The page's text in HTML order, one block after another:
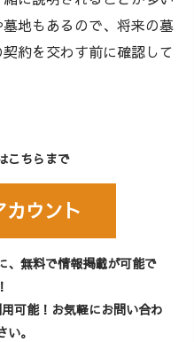
地もあるので、将来の墓
約を交わす前に確認して
こちらまで
カウント
、無料で情報掲載が可能で
可能！お気軽にお問い合わ
い。